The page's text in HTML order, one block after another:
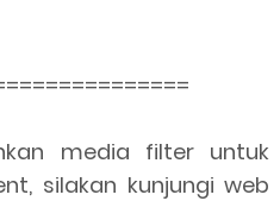
media filter untuk
silakan kunjungi web